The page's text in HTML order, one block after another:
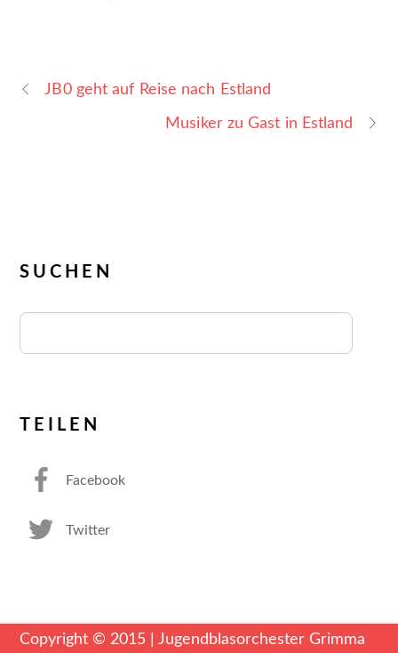
JB0 geht auf Reise nach Estland
Musiker zu Gast in Estland
SUCHEN
TEILEN
Facebook
Twitter
Copyright © 2015 | Jugendblasorchester Grimma